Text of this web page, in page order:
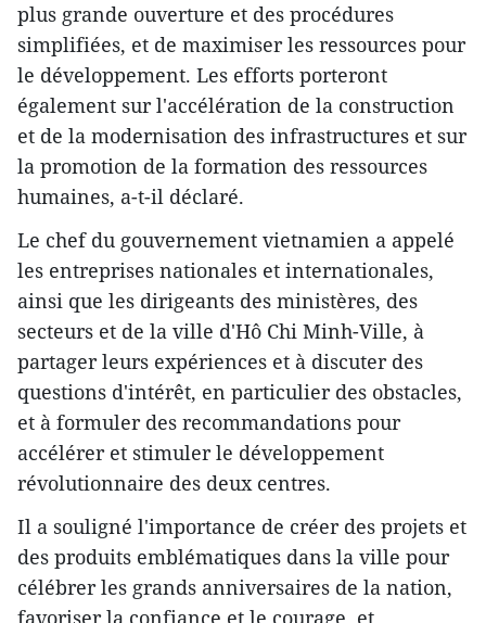
plus grande ouverture et des procédures
simplifiées, et de maximiser les ressources pour
le développement. Les efforts porteront
également sur l'accélération de la construction
et de la modernisation des infrastructures et sur
la promotion de la formation des ressources
humaines, a-t-il déclaré.
Le chef du gouvernement vietnamien a appelé
les entreprises nationales et internationales,
ainsi que les dirigeants des ministères, des
secteurs et de la ville d'Hô Chi Minh-Ville, à
partager leurs expériences et à discuter des
questions d'intérêt, en particulier des obstacles,
et à formuler des recommandations pour
accélérer et stimuler le développement
révolutionnaire des deux centres.
Il a souligné l'importance de créer des projets et
des produits emblématiques dans la ville pour
célébrer les grands anniversaires de la nation,